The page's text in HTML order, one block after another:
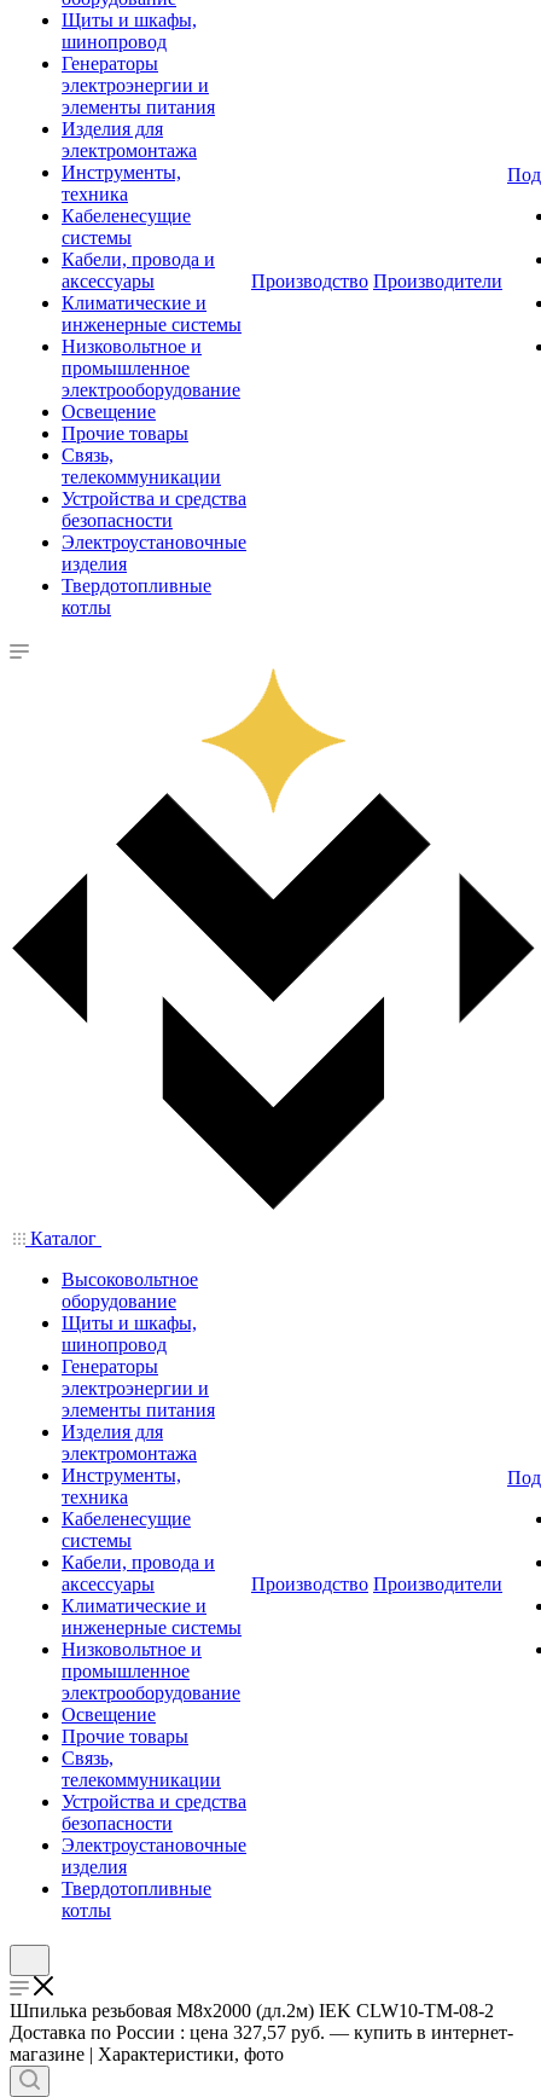
Щиты и шкафы,
шинопровод
Генераторы
электроэнергии и
элементы питания
Изделия для
электромонтажа
Инструменты,
техника
Кабеленесущие
системы
Кабели, провода и
аксессуары
Климатические и
инженерные системы
Низковольтное и
промышленное
электрооборудование
Освещение
Прочие товары
Связь,
телекоммуникации
Устройства и средства
безопасности
Электроустановочные
изделия
Твердотопливные
котлы
Производство Производители
Каталог
Высоковольтное
оборудование
Щиты и шкафы,
шинопровод
Генераторы
электроэнергии и
элементы питания
Изделия для
электромонтажа
Инструменты,
техника
Кабеленесущие
системы
Кабели, провода и
аксессуары
Климатические и
инженерные системы
Низковольтное и
промышленное
электрооборудование
Освещение
Прочие товары
Связь,
телекоммуникации
Устройства и средства
безопасности
Электроустановочные
изделия
Твердотопливные
котлы
Производство Производители
Шпилька резьбовая М8х2000 (дл.2м) IEK CLW10-TM-08-2
Доставка по России : цена 327,57 руб. — купить в интернет-
магазине | Характеристики, фото